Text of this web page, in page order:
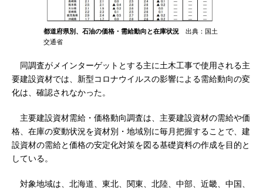
都道府県別、石油の価格・需給動向と在庫状況 出典：国土
交通省
同調査がメインターゲットとする主に土木工事で使用される主
要建設資材では、新型コロナウイルスの影響による需給動向の変
化は、確認されなかった。
主要建設資材需給・価格動向調査は、主要建設資材の需給や価
格、在庫の変動状況を資材別・地域別に毎月把握することで、建
設資材の需給と価格の安定化対策を図る基礎資料の作成を目的と
している。
対象地域は、北海道、東北、関東、北陸、中部、近畿、中国、